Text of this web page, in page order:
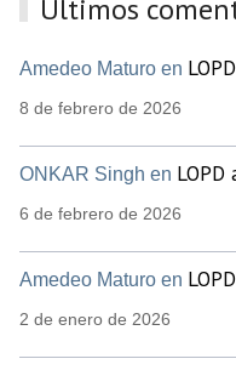
Últimos
Amedeo Maturo en
8 de febrero de 2026
ONKAR Singh en
6 de febrero de 2026
Amedeo Maturo en
2 de enero de 2026